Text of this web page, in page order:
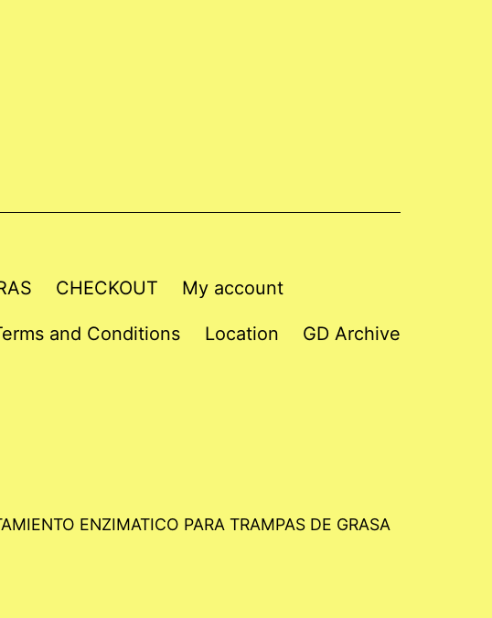
CHECKOUT My account
and Conditions Location GD Archive
ENZIMATICO PARA TRAMPAS DE GRASA